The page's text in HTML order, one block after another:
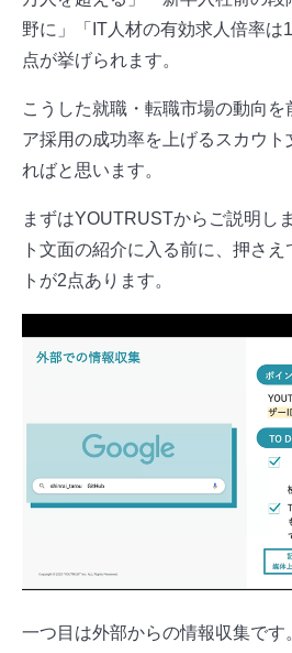
野に」「IT人材の有効求人倍率は
点が挙げられます。
こうした就職・転職市場の動向を
ア採用の成功率を上げるスカウト
ればと思います。
まずはYOUTRUSTからご説明し
ト文面の紹介に入る前に、押さ
トが2点あります。
一つ目は外部からの情報収集で